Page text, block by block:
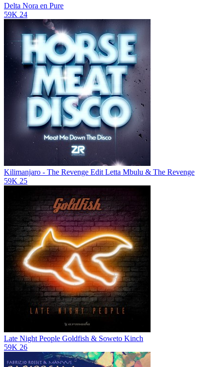
Delta Nora en Pure
59K 24
Kilimanjaro - The Revenge Edit Letta Mbulu & The Revenge
59K 25
Late Night People Goldfish & Soweto Kinch
59K 26